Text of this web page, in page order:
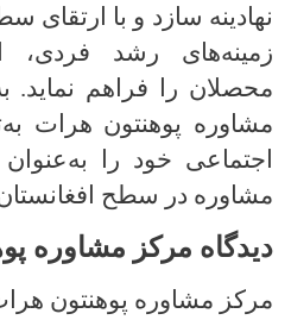
نهادینه سازد و با ارتقای
زمینه‌های رشد فردی،
محصلان را فراهم
مشاوره پوهنتون هرات
اجتماعی خود را
مشاوره در سطح
دیدگاه مرکز مشاوره
مرکز مشاوره پوهنتون